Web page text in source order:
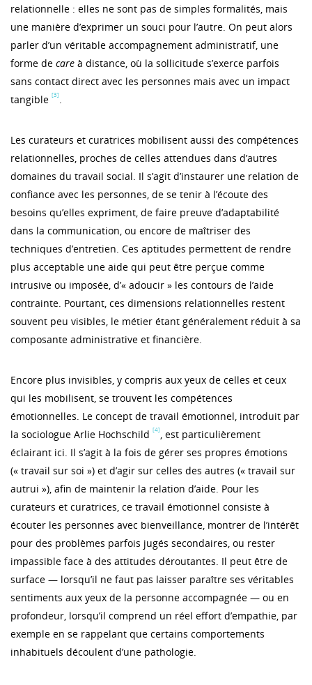
relationnelle : elles ne sont pas de simples formalités, mais
une manière d’exprimer un souci pour l’autre. On peut alors
parler d’un véritable accompagnement administratif, une
forme de care à distance, où la sollicitude s’exerce parfois
sans contact direct avec les personnes mais avec un impact
tangible [3] .
Les curateurs et curatrices mobilisent aussi des compétences
relationnelles, proches de celles attendues dans d’autres
domaines du travail social. Il s’agit d’instaurer une relation de
confiance avec les personnes, de se tenir à l’écoute des
besoins qu’elles expriment, de faire preuve d’adaptabilité
dans la communication, ou encore de maîtriser des
techniques d’entretien. Ces aptitudes permettent de rendre
plus acceptable une aide qui peut être perçue comme
intrusive ou imposée, d’« adoucir » les contours de l’aide
contrainte. Pourtant, ces dimensions relationnelles restent
souvent peu visibles, le métier étant généralement réduit à sa
composante administrative et financière.
Encore plus invisibles, y compris aux yeux de celles et ceux
qui les mobilisent, se trouvent les compétences
émotionnelles. Le concept de travail émotionnel, introduit par
la sociologue Arlie Hochschild [4] , est particulièrement
éclairant ici. Il s’agit à la fois de gérer ses propres émotions
(« travail sur soi ») et d’agir sur celles des autres (« travail sur
autrui »), afin de maintenir la relation d’aide. Pour les
curateurs et curatrices, ce travail émotionnel consiste à
écouter les personnes avec bienveillance, montrer de l’intérêt
pour des problèmes parfois jugés secondaires, ou rester
impassible face à des attitudes déroutantes. Il peut être de
surface — lorsqu’il ne faut pas laisser paraître ses véritables
sentiments aux yeux de la personne accompagnée — ou en
profondeur, lorsqu’il comprend un réel effort d’empathie, par
exemple en se rappelant que certains comportements
inhabituels découlent d’une pathologie.